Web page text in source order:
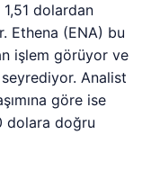
dolardan
Ethena (ENA) bu
işlem görüyor ve
Analist
göre ise
dolara doğru